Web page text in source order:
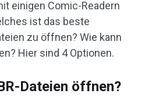
einigen Comic-Readern
ist das beste
zu öffnen? Wie kann
Hier sind 4 Optionen.
Dateien öffnen?